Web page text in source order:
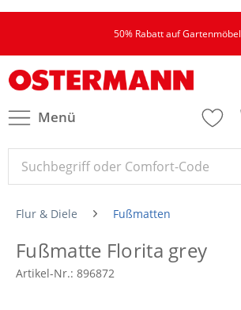
50% Rabatt auf Gartenmöbel
Menü
Flur & Diele Fußmatten
Fußmatte Florita grey
Artikel-Nr.: 896872